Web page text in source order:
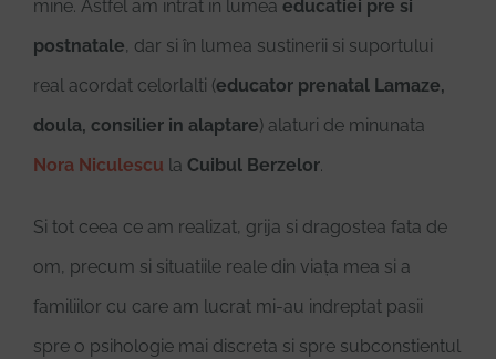
mine. Astfel am intrat in lumea educatiei pre si
postnatale, dar si în lumea sustinerii si suportului
real acordat celorlalti (educator prenatal Lamaze,
doula, consilier in alaptare) alaturi de minunata
Nora Niculescu la Cuibul Berzelor.
Si tot ceea ce am realizat, grija si dragostea fata de
om, precum si situatiile reale din viața mea si a
familiilor cu care am lucrat mi-au indreptat pasii
spre o psihologie mai discreta si spre subconstientul